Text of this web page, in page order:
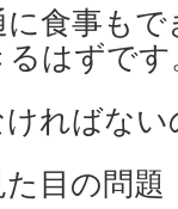
食事も
はずです
ればな
目の問題